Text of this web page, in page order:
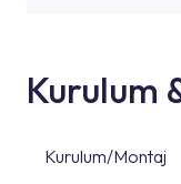
Kurulum
Kurulum/Montaj